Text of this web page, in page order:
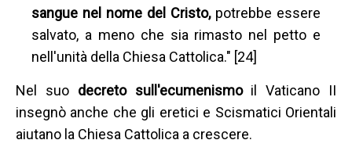
sangue nel nome del Cristo, potrebbe essere
salvato, a meno che sia rimasto nel petto e
nell'unità della Chiesa Cattolica." [24]
Nel suo decreto sull'ecumenismoil Vaticano II
insegnò anche che gli eretici e Scismatici Orientali
aiutano la Chiesa Cattolica a crescere.